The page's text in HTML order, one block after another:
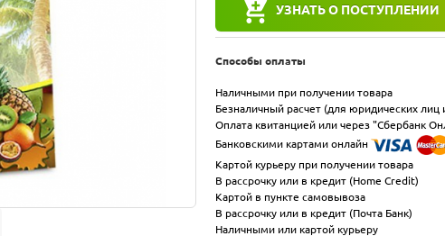
УЗНАТЬ О ПОСТУПЛЕНИИ
Способы оплаты
Наличными при получении товара
Безналичный расчет (для юридических лиц
Оплата квитанцией или через "Сбербанк
Банковскими картами онлайн
Картой курьеру при получении товара
В рассрочку или в кредит (Home Credit)
Картой в пункте самовывоза
В рассрочку или в кредит (Почта Банк)
Наличными или картой курьеру